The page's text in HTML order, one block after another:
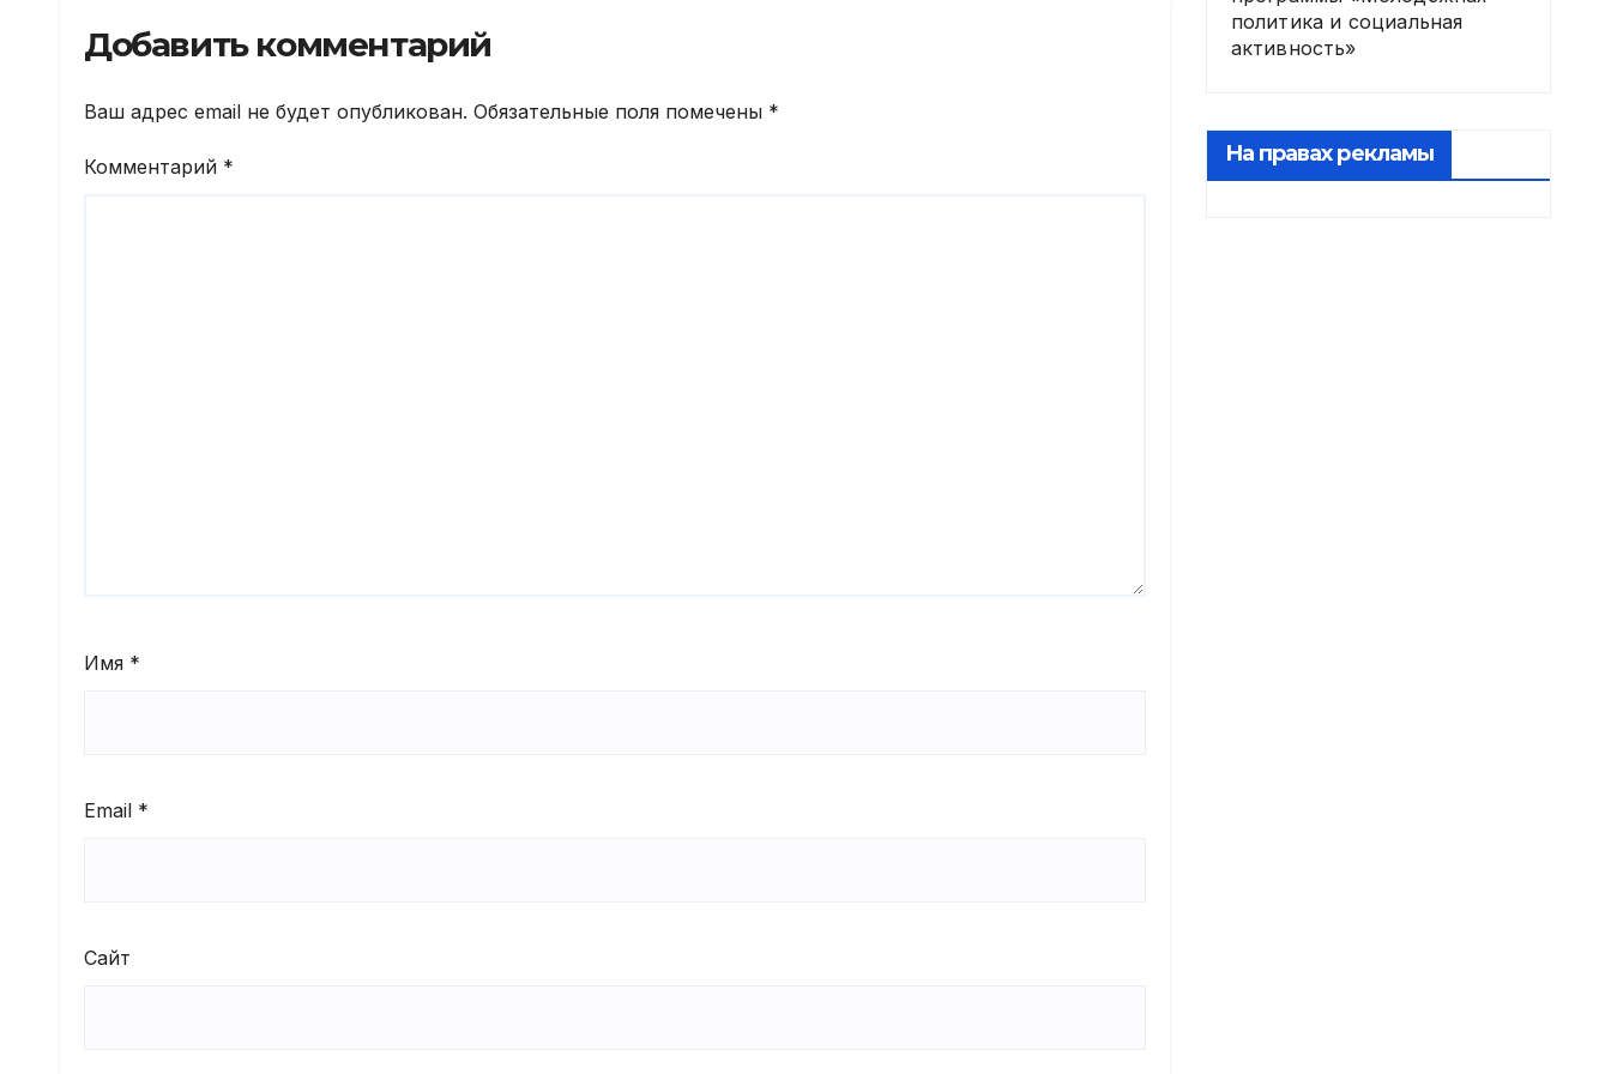
Добавить комментарий
Ваш адрес email не будет опубликован. Обязательные поля помечены *
Комментарий *
Имя *
Email *
Сайт
политика и социальная
активность»
На правах рекламы